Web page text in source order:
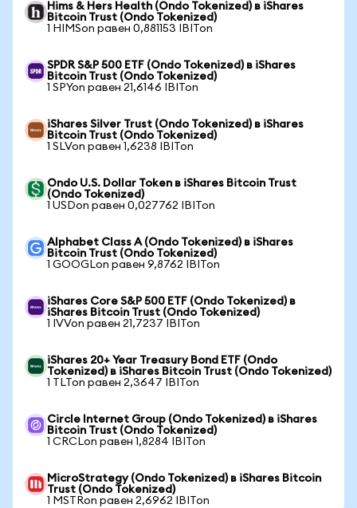
Hims & Hers Health (Ondo Tokenized) в iShares
Bitcoin Trust (Ondo Tokenized)
1 HIMSon равен 0,881153 IBITon
SPDR S&P 500 ETF (Ondo Tokenized) в iShares
Bitcoin Trust (Ondo Tokenized)
1 SPYon равен 21,6146 IBITon
iShares Silver Trust (Ondo Tokenized) в iShares
Bitcoin Trust (Ondo Tokenized)
1 SLVon равен 1,6238 IBITon
Ondo U.S. Dollar Token в iShares Bitcoin Trust
(Ondo Tokenized)
1 USDon равен 0,027762 IBITon
Alphabet Class A (Ondo Tokenized) в iShares
Bitcoin Trust (Ondo Tokenized)
1 GOOGLon равен 9,8762 IBITon
iShares Core S&P 500 ETF (Ondo Tokenized) в
iShares Bitcoin Trust (Ondo Tokenized)
1 IVVon равен 21,7237 IBITon
iShares 20+ Year Treasury Bond ETF (Ondo
Tokenized) в iShares Bitcoin Trust (Ondo Tokenized)
1 TLTon равен 2,3647 IBITon
Circle Internet Group (Ondo Tokenized) в iShares
Bitcoin Trust (Ondo Tokenized)
1 CRCLon равен 1,8284 IBITon
MicroStrategy (Ondo Tokenized) в iShares Bitcoin
Trust (Ondo Tokenized)
1 MSTRon равен 2,6962 IBITon